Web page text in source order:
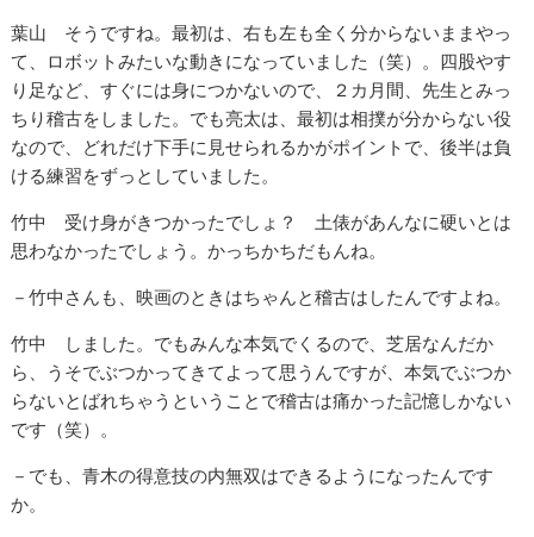
葉山 そうですね。最初は、右も左も全く分からないままやっ
て、ロボットみたいな動きになっていました（笑）。四股やす
り足など、すぐには身につかないので、２カ月間、先生とみっ
ちり稽古をしました。でも亮太は、最初は相撲が分からない役
なので、どれだけ下手に見せられるかがポイントで、後半は負
ける練習をずっとしていました。
竹中 受け身がきつかったでしょ？ 土俵があんなに硬いとは
思わなかったでしょう。かっちかちだもんね。
－竹中さんも、映画のときはちゃんと稽古はしたんですよね。
竹中 しました。でもみんな本気でくるので、芝居なんだか
ら、うそでぶつかってきてよって思うんですが、本気でぶつか
らないとばれちゃうということで稽古は痛かった記憶しかない
です（笑）。
－でも、青木の得意技の内無双はできるようになったんです
か。